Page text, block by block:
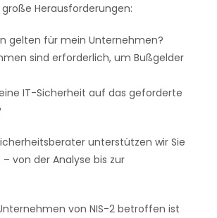
Herausforderungen:
gelten für mein Unternehmen?
sind erforderlich, um Bußgelder
IT-Sicherheit auf das geforderte
unterstützen wir Sie
von der Analyse bis zur
von NIS-2 betroffen ist